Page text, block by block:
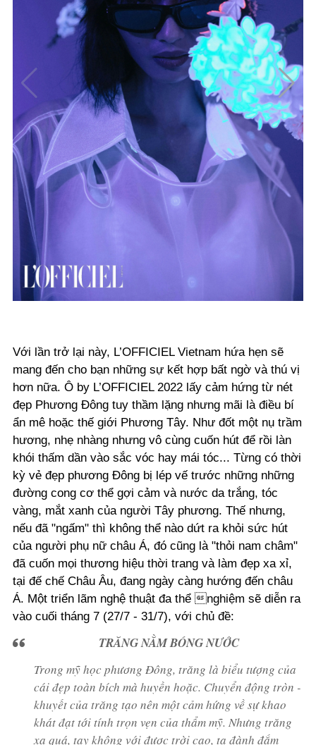
Với lần trở lại này, L’OFFICIEL Vietnam hứa hẹn sẽ
mang đến cho bạn những sự kết hợp bất ngờ và thú vị
hơn nữa. Ô by L’OFFICIEL 2022 lấy cảm hứng từ nét
đẹp Phương Đông tuy thầm lặng nhưng mãi là điều bí
ẩn mê hoặc thế giới Phương Tây. Như đốt một nụ trầm
hương, nhẹ nhàng nhưng vô cùng cuốn hút để rồi làn
khói thấm dần vào sắc vóc hay mái tóc... Từng có thời
kỳ vẻ đẹp phương Đông bị lép vế trước những những
đường cong cơ thể gợi cảm và nước da trắng, tóc
vàng, mắt xanh của người Tây phương. Thế nhưng,
nếu đã "ngấm" thì không thể nào dứt ra khỏi sức hút
của người phụ nữ châu Á, đó cũng là "thỏi nam châm"
đã cuốn mọi thương hiệu thời trang và làm đẹp xa xỉ,
tại đế chế Châu Âu, đang ngày càng hướng đến châu
Á. Một triển lãm nghệ thuật đa thể nghiệm sẽ diễn ra
vào cuối tháng 7 (27/7 - 31/7), với chủ đề:
TRĂNG NẰM BÓNG NƯỚC
Trong mỹ học phương Đông, trăng là biểu tượng của
cái đẹp toàn bích mà huyền hoặc. Chuyển động tròn -
khuyết của trăng tạo nên một cảm hứng về sự khao
khát đạt tới tính trọn vẹn của thẩm mỹ. Nhưng trăng
xa quá, tay không với được trời cao, ta đành đắm